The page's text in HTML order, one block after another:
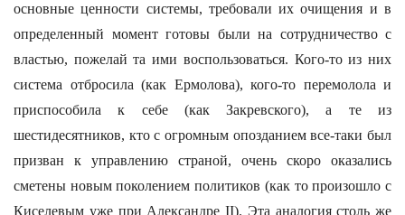
основные ценности системы, требовали их очищения и в
определенный момент готовы были на сотрудничество с
властью, пожелай та ими воспользоваться. Кого-то из них
система отбросила (как Ермолова), кого-то перемолола и
приспособила к себе (как Закревского), а те из
шестидесятников, кто с огромным опозданием все-таки был
призван к управлению страной, очень скоро оказались
сметены новым поколением политиков (как то произошло с
Киселевым уже при Александре II). Эта аналогия столь же